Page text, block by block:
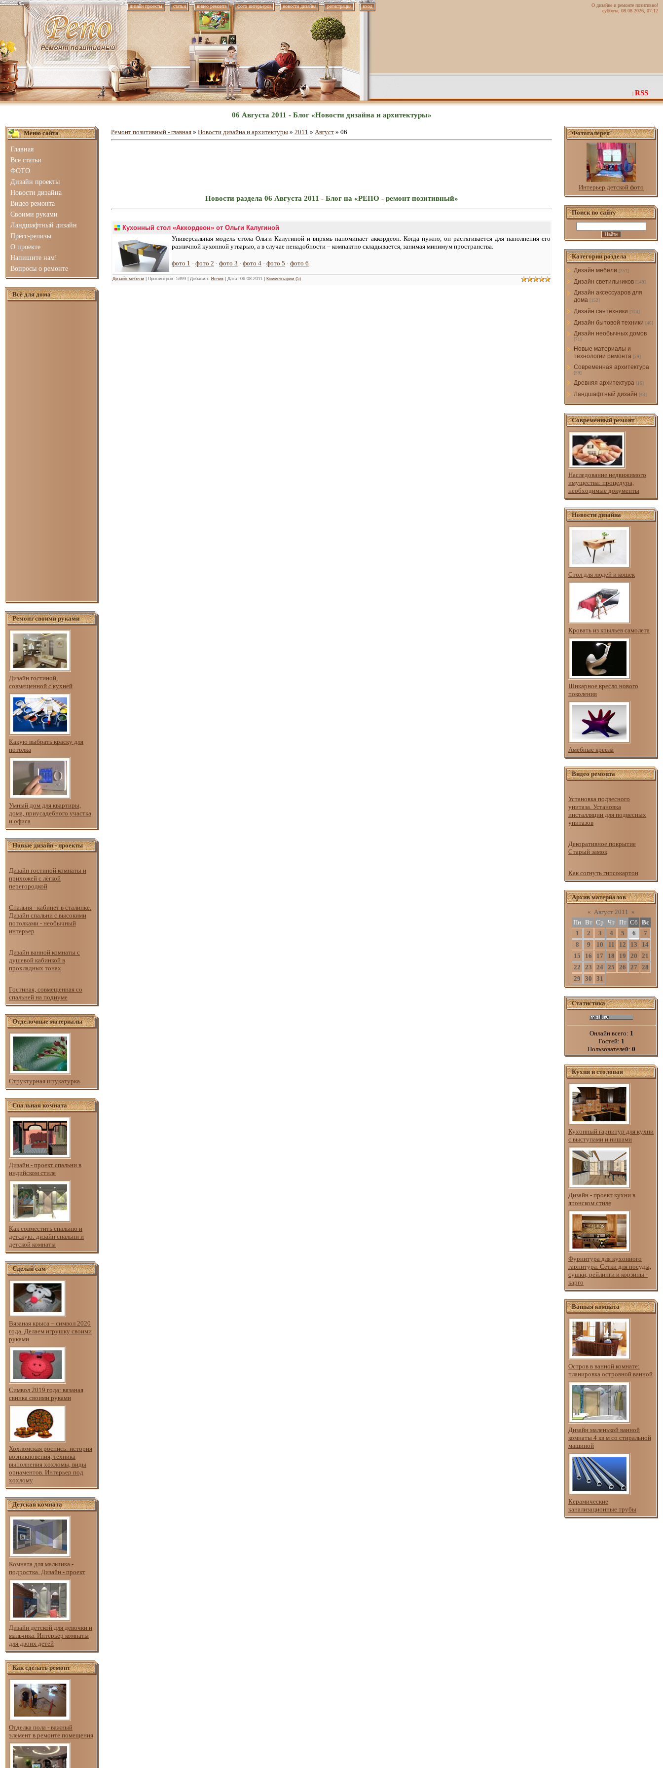
дизайн проекты статьи видео ремонта фото интерьеров новости дизайна регистрация вход
О дизайне и ремонте позитивно!
суббота, 08.08.2026, 07:12
| RSS
06 Августа 2011 - Блог «Новости дизайна и архитектуры»
Меню сайта
Главная
Все статьи
ФОТО
Дизайн проекты
Новости дизайна
Видео ремонта
Своими руками
Ландшафтный дизайн
Пресс-релизы
О проекте
Напишите нам!
Вопросы о ремонте
Всё для дома
Ремонт своими руками
Дизайн гостиной,
совмещенной с кухней
Какую выбрать краску для
потолка
Умный дом для квартиры,
дома, приусадебного участка
и офиса
Новые дизайн - проекты
Дизайн гостиной комнаты и
прихожей с лёгкой
перегородкой
Спальня - кабинет в сталинке.
Дизайн спальни с высокими
потолками - необычный
интерьер
Дизайн ванной комнаты с
душевой кабинкой в
прохладных тонах
Гостиная, совмещенная со
спальней на подиуме
Отделочные материалы
Структурная штукатурка
Спальная комната
Дизайн - проект спальни в
индийском стиле
Как совместить спальню и
детскую: дизайн спальни и
детской комнаты
Сделай сам
Вязаная крыса – символ 2020
года. Делаем игрушку своими
руками
Символ 2019 года: вязаная
свинка своими руками
Хохломская роспись: история
возникновения, техника
выполнения хохломы, виды
орнаментов. Интерьер под
хохлому
Детская комната
Комната для мальчика -
подростка. Дизайн - проект
Дизайн детской для девочки и
мальчика. Интерьер комнаты
для двоих детей
Как сделать ремонт
Отделка пола - важный
элемент в ремонте помещения
Ремонт позитивный - главная » Новости дизайна и архитектуры » 2011 » Август » 06
Новости раздела 06 Августа 2011 - Блог на «РЕПО - ремонт позитивный»
Кухонный стол «Аккордеон» от Ольги Калугиной
Универсальная модель стола Ольги Калугиной и впрямь напоминает аккордеон. Когда нужно, он растягивается для наполнения его
различной кухонной утварью, а в случае ненадобности – компактно складывается, занимая минимум пространства.
фото 1 · фото 2 · фото 3 · фото 4 · фото 5 · фото 6
Дизайн мебели | Просмотров: 5399 | Добавил: Янчик | Дата: 06.08.2011 Комментарии (5)
Фотогалерея
Интерьер детской фото
Поиск по сайту
Категории раздела
Дизайн мебели [751]
Дизайн светильников [149]
Дизайн аксессуаров для
дома [152]
Дизайн сантехники [123]
Дизайн бытовой техники [46]
Дизайн необычных домов
[71]
Новые материалы и
технологии ремонта [29]
Современная архитектура
[59]
Древняя архитектура [16]
Ландшафтный дизайн [43]
Современный ремонт
Наследование недвижимого
имущества: процедура,
необходимые документы
Новости дизайна
Стол для людей и кошек
Кровать из крыльев самолета
Шикарное кресло нового
поколения
Амёбные кресла
Видео ремонта
Установка подвесного
унитаза. Установка
инсталляции для подвесных
унитазов
Декоративное покрытие
Старый замок
Как согнуть гипсокартон
Архив материалов
« Август 2011
»
Пн Вт Ср Чт Пт Сб Вс
1
2 3 4 5 6
7
8
9 10 11 12 13
14
15
16 17 18 19 20
21
22
23 24 25 26 27
28
29
30 31
Статистика
Онлайн всего: 1
Гостей: 1
Пользователей: 0
Кухня и столовая
Кухонный гарнитур для кухни
с выступами и нишами
Дизайн - проект кухни в
японском стиле
Фурнитура для кухонного
гарнитура. Сетки для посуды,
сушки, рейлинги и корзины -
карго
Ванная комната
Остров в ванной комнате:
планировка островной ванной
Дизайн маленькой ванной
комнаты 4 кв м со стиральной
машиной
Керамические
канализационные трубы